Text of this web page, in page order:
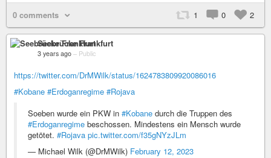
0 comments 1 0 2
Seebrücke Frankfurt
3 years ago – Public
https://twitter.com/DrMWilk/status/1624783809920086016
#Kobane #Erdoganregime #Rojava
Soeben wurde ein PKW in #Kobane durch die Truppen des
#Erdoganregime beschossen. Mindestens ein Mensch wurde
getötet. #Rojava pic.twitter.com/f35gNYzJLm
— Michael Wilk (@DrMWilk) February 12, 2023